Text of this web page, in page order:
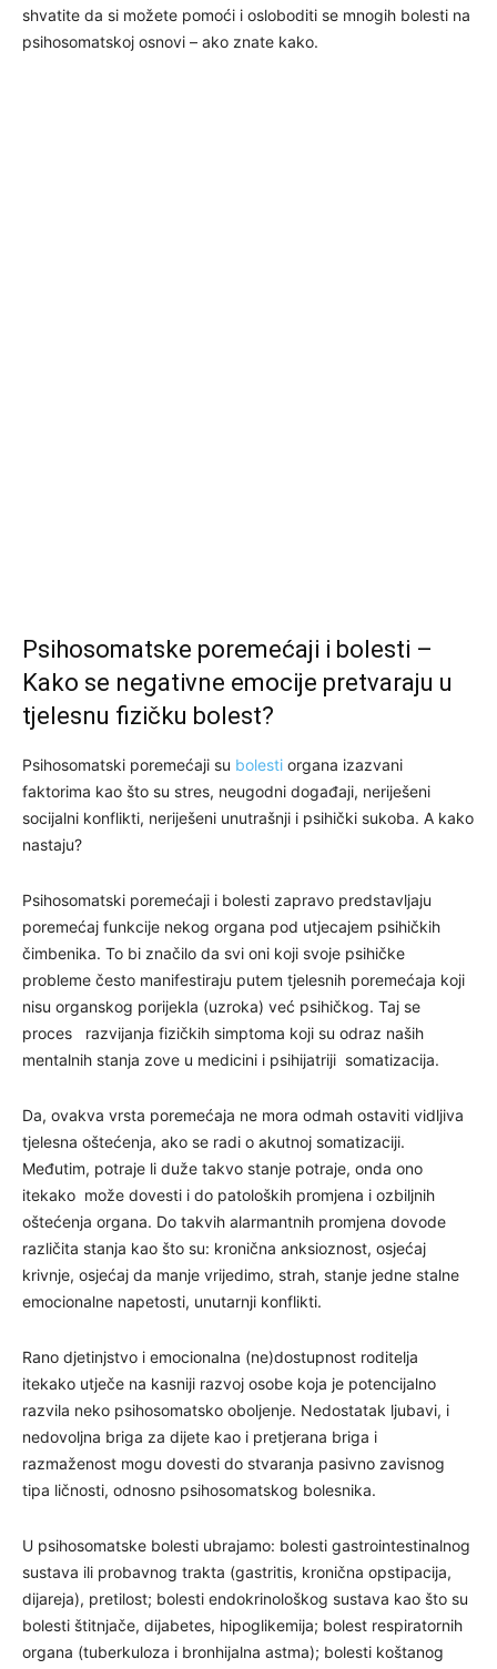
shvatite da si možete pomoći i osloboditi se mnogih bolesti na
psihosomatskoj osnovi – ako znate kako.
Psihosomatske poremećaji i bolesti –
Kako se negativne emocije pretvaraju u
tjelesnu fizičku bolest?
Psihosomatski poremećaji su bolesti organa izazvani
faktorima kao što su stres, neugodni događaji, neriješeni
socijalni konflikti, neriješeni unutrašnji i psihički sukoba. A kako
nastaju?
Psihosomatski poremećaji i bolesti zapravo predstavljaju
poremećaj funkcije nekog organa pod utjecajem psihičkih
čimbenika. To bi značilo da svi oni koji svoje psihičke
probleme često manifestiraju putem tjelesnih poremećaja koji
nisu organskog porijekla (uzroka) već psihičkog. Taj se
proces razvijanja fizičkih simptoma koji su odraz naših
mentalnih stanja zove u medicini i psihijatriji somatizacija.
Da, ovakva vrsta poremećaja ne mora odmah ostaviti vidljiva
tjelesna oštećenja, ako se radi o akutnoj somatizaciji.
Međutim, potraje li duže takvo stanje potraje, onda ono
itekako može dovesti i do patoloških promjena i ozbiljnih
oštećenja organa. Do takvih alarmantnih promjena dovode
različita stanja kao što su: kronična anksioznost, osjećaj
krivnje, osjećaj da manje vrijedimo, strah, stanje jedne stalne
emocionalne napetosti, unutarnji konflikti.
Rano djetinjstvo i emocionalna (ne)dostupnost roditelja
itekako utječe na kasniji razvoj osobe koja je potencijalno
razvila neko psihosomatsko oboljenje. Nedostatak ljubavi, i
nedovoljna briga za dijete kao i pretjerana briga i
razmaženost mogu dovesti do stvaranja pasivno zavisnog
tipa ličnosti, odnosno psihosomatskog bolesnika.
U psihosomatske bolesti ubrajamo: bolesti gastrointestinalnog
sustava ili probavnog trakta (gastritis, kronična opstipacija,
dijareja), pretilost; bolesti endokrinološkog sustava kao što su
bolesti štitnjače, dijabetes, hipoglikemija; bolest respiratornih
organa (tuberkuloza i bronhijalna astma); bolesti koštanog